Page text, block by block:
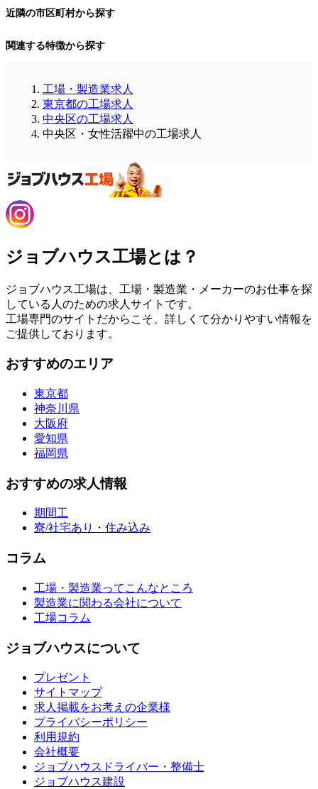
近隣の市区町村から探す
関連する特徴から探す
工場・製造業求人
東京都の工場求人
中央区の工場求人
中央区・女性活躍中の工場求人
ジョブハウス工場とは？
ジョブハウス工場は、工場・製造業・メーカーのお仕事を探
している人のための求人サイトです。
工場専門のサイトだからこそ、詳しくて分かりやすい情報を
ご提供しております。
おすすめのエリア
東京都
神奈川県
大阪府
愛知県
福岡県
おすすめの求人情報
期間工
寮/社宅あり・住み込み
コラム
工場・製造業ってこんなところ
製造業に関わる会社について
工場コラム
ジョブハウスについて
プレゼント
サイトマップ
求人掲載をお考えの企業様
プライバシーポリシー
利用規約
会社概要
ジョブハウスドライバー・整備士
ジョブハウス建設